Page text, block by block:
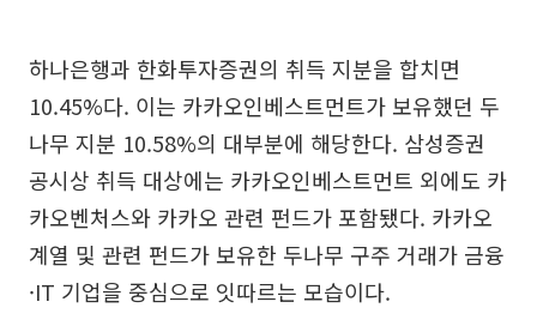
하나은행과 한화투자증권의 취득 지분을 합치면
10.45%다. 이는 카카오인베스트먼트가 보유했던 두
나무 지분 10.58%의 대부분에 해당한다. 삼성증권
공시상 취득 대상에는 카카오인베스트먼트 외에도 카
카오벤처스와 카카오 관련 펀드가 포함됐다. 카카오
계열 및 관련 펀드가 보유한 두나무 구주 거래가 금융
·IT 기업을 중심으로 잇따르는 모습이다.